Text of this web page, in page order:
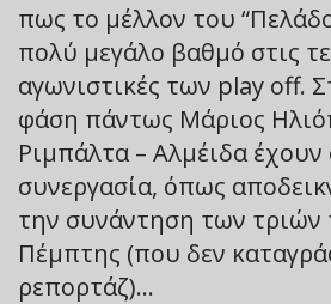
πως το μέλλον του
πολύ μεγάλο βαθμό στις
αγωνιστικές των play off.
φάση πάντως Μάριος
Ριμπάλτα – Αλμέιδα έχουν
συνεργασία, όπως
την συνάντηση των τριών
Πέμπτης (που δεν
ρεπορτάζ)…